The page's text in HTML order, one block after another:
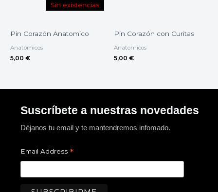
Sin existencias
Pin Corazón Anatomico
Anatómicos
5,00 €
Pin Corazón con Curitas
Anatómicos
5,00 €
Suscríbete a nuestras novedades
Déjanos tu email y te mantendremos infomado.
Email Address *